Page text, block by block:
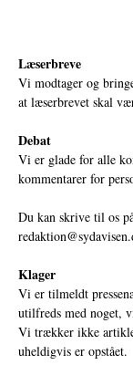
Læserbreve
Vi modtager og
at læserbrevet skal
Debat
Vi er glade for alle
kommentarer for
Du kan skrive til os
Klager
Vi er tilmeldt
utilfreds med noget,
Vi trækker ikke
uheldigvis er opstået.